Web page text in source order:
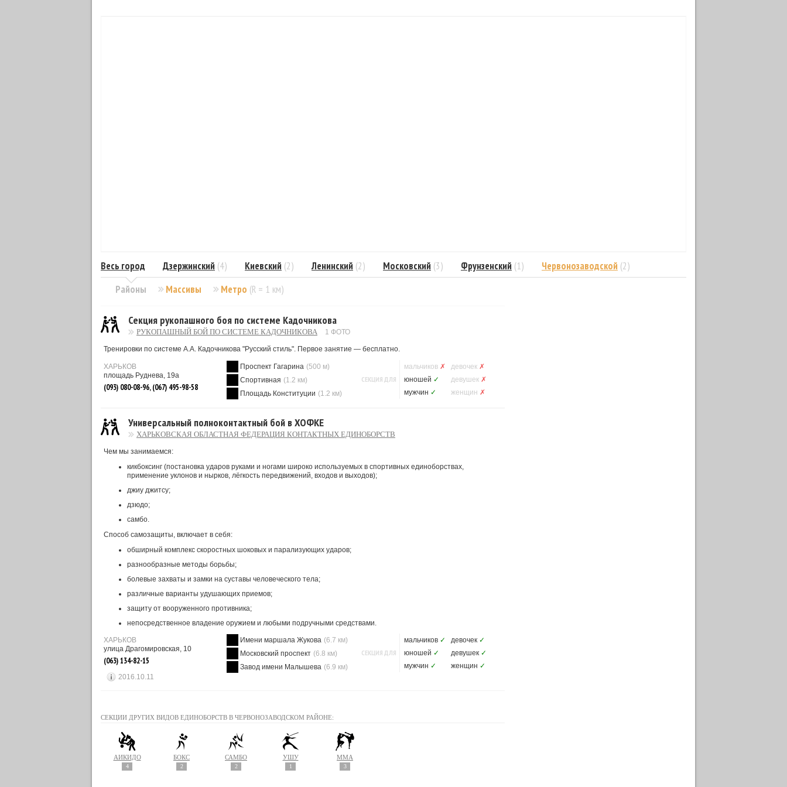
Районы
Весь город Дзержинский (4) Киевский (2) Ленинский (2) Московский (3) Фрунзенский (1) Червонозаводской (2)
Массивы
Метро (R = 1 км)
Секция рукопашного боя по системе Кадочникова
РУКОПАШНЫЙ БОЙ ПО СИСТЕМЕ КАДОЧНИКОВА 1 ФОТО
Тренировки по системе А.А. Кадочникова "Русский стиль". Первое занятие — бесплатно.
ХАРЬКОВ
площадь Руднева, 19а
(093) 080-08-96, (067) 495-98-58
Проспект Гагарина (500 м)
Спортивная (1.2 км)
Площадь Конституции (1.2 км)
СЕКЦИЯ ДЛЯ
мальчиков ✗ девочек ✗
юношей ✓ девушек ✗
мужчин ✓ женщин ✗
Универсальный полноконтактный бой в ХОФКЕ
ХАРЬКОВСКАЯ ОБЛАСТНАЯ ФЕДЕРАЦИЯ КОНТАКТНЫХ ЕДИНОБОРСТВ
Чем мы занимаемся:
кикбоксинг (постановка ударов руками и ногами широко используемых в спортивных единоборствах,
применение уклонов и нырков, лёгкость передвижений, входов и выходов);
джиу джитсу;
дзюдо;
самбо.
Способ самозащиты, включает в себя:
обширный комплекс скоростных шоковых и парализующих ударов;
разнообразные методы борьбы;
болевые захваты и замки на суставы человеческого тела;
различные варианты удушающих приемов;
защиту от вооруженного противника;
непосредственное владение оружием и любыми подручными средствами.
ХАРЬКОВ
улица Драгомировская, 10
(063) 134-82-15
Имени маршала Жукова (6.7 км)
Московский проспект (6.8 км)
Завод имени Малышева (6.9 км)
СЕКЦИЯ ДЛЯ
мальчиков ✓ девочек ✓
юношей ✓ девушек ✓
мужчин ✓ женщин ✓
2016.10.11
СЕКЦИИ ДРУГИХ ВИДОВ ЕДИНОБОРСТВ В ЧЕРВОНОЗАВОДСКОМ РАЙОНЕ:
АЙКИДО
4
БОКС
2
САМБО
2
УШУ
1
MMA
3